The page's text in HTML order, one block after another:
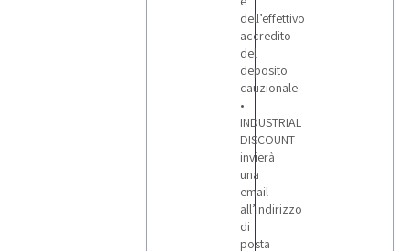
dell’effettivo
accredito
del
deposito
cauzionale.
•
INDUSTRIAL
DISCOUNT
invierà
una
email
all’indirizzo
di
posta